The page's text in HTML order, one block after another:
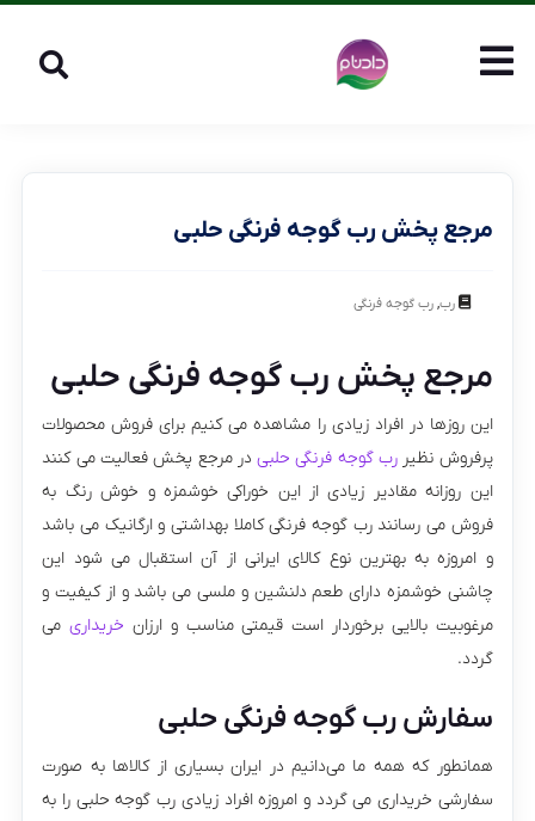
مرجع پخش رب گوجه فرنگی حلبی
رب,رب گوجه فرنگی
مرجع پخش رب گوجه فرنگی حلبی
این روزها در افراد زیادی را مشاهده می کنیم برای فروش محصولات
پرفروش نظیر رب گوجه فرنگی حلبیدر مرجع پخش فعالیت می کنند
این روزانه مقادیر زیادی از این خوراکی خوشمزه و خوش رنگ به
فروش می رسانند رب گوجه فرنگی کاملا بهداشتی و ارگانیک می باشد
و امروزه به بهترین نوع کالای ایرانی از آن استقبال می شود این
چاشنی خوشمزه دارای طعم دلنشین و ملسی می باشد و از کیفیت و
مرغوبیت بالایی برخوردار است قیمتی مناسب و ارزان خریداریمی
گردد.
سفارش رب گوجه فرنگی حلبی
همانطور که همه ما می‌دانیم در ایران بسیاری از کالاها به صورت
سفارشی خریداری می گردد و امروزه افراد زیادی رب گوجه حلبی را به